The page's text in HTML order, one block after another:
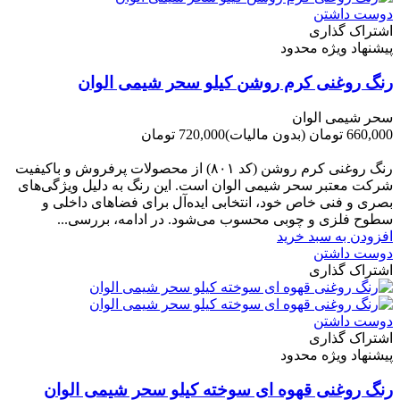
دوست داشتن
اشتراک گذاری
پیشنهاد ویژه محدود
رنگ روغنی کرم روشن کیلو سحر شیمی الوان
سحر شیمی الوان
660,000 تومان
(بدون مالیات)720,000 تومان
رنگ روغنی کرم روشن (کد ۸۰۱) از محصولات پرفروش و باکیفیت
شرکت‌ معتبر سحر شیمی الوان است. این رنگ به دلیل ویژگی‌های
بصری و فنی خاص خود، انتخابی ایده‌آل برای فضاهای داخلی و
سطوح فلزی و چوبی محسوب می‌شود. در ادامه، بررسی...
افزودن به سبد خرید
دوست داشتن
اشتراک گذاری
دوست داشتن
اشتراک گذاری
پیشنهاد ویژه محدود
رنگ روغنی قهوه ای سوخته کیلو سحر شیمی الوان